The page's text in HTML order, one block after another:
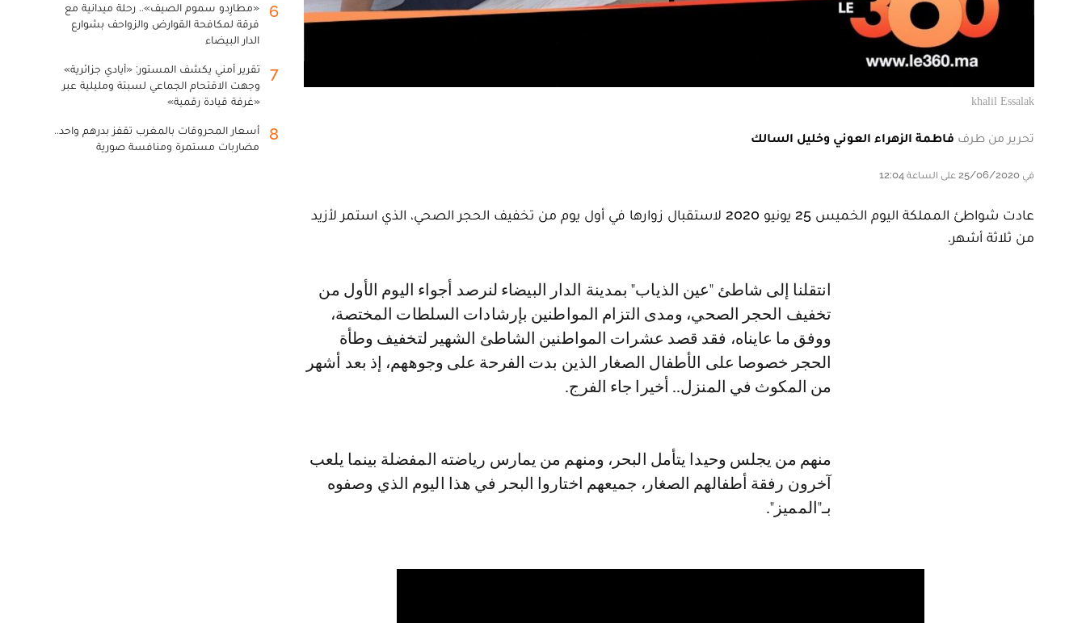
khalil Essalak
تحرير من طرف فاطمة الزهراء العوني وخليل السالك
في 25/06/2020 على الساعة 12:04
عادت شواطئ المملكة اليوم الخميس 25 يونيو 2020 لاستقبال زوارها في أول يوم من تخفيف الحجر الصحي، الذي استمر لأزيد
من ثلاثة أشهر.
انتقلنا إلى شاطئ "عين الذياب" بمدينة الدار البيضاء لنرصد أجواء اليوم الأول من
تخفيف الحجر الصحي، ومدى التزام المواطنين بإرشادات السلطات المختصة،
ووفق ما عايناه، فقد قصد عشرات المواطنين الشاطئ الشهير لتخفيف وطأة
الحجر خصوصا على الأطفال الصغار الذين بدت الفرحة على وجوههم، إذ بعد أشهر
من المكوث في المنزل.. أخيرا جاء الفرج.
منهم من يجلس وحيدا يتأمل البحر، ومنهم من يمارس رياضته المفضلة بينما يلعب
آخرون رفقة أطفالهم الصغار، جميعهم اختاروا البحر في هذا اليوم الذي وصفوه
بـ"المميز".
6
«مطارِدو سموم الصيف».. رحلة ميدانية مع
فرقة لمكافحة القوارض والزواحف بشوارع
الدار البيضاء
7
تقرير أمني يكشف المستور: «أيادي جزائرية»
وجهت الاقتحام الجماعي لسبتة ومليلية عبر
«غرفة قيادة رقمية»
8
أسعار المحروقات بالمغرب تقفز بدرهم واحد..
مضاربات مستمرة ومنافسة صورية